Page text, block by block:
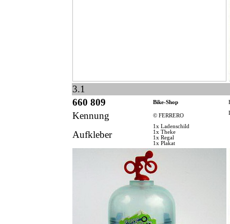
3.1
660 809
Bike-Shop
Kennung © FERRERO
Aufkleber
1x Ladenschild
1x Theke
1x Regal
1x Plakat